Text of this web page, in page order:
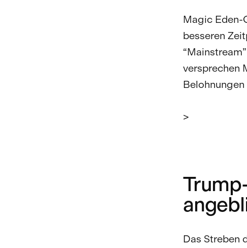
Magic Eden-
besseren
versprechen
Belohnungen
>
Das Streben